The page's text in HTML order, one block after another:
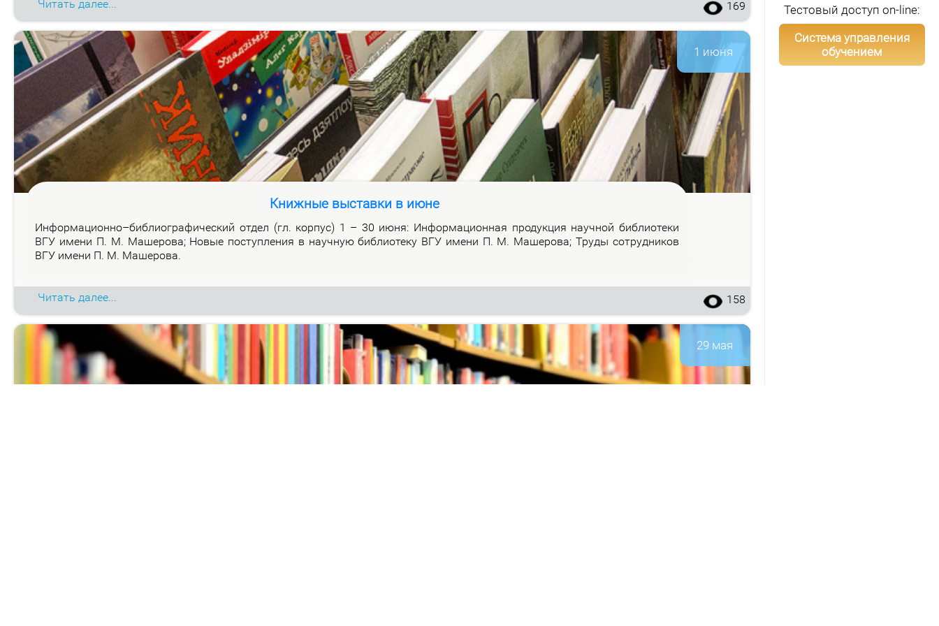
Читать далее... 169
1 июня
Книжные выставки в июне
Ин­фор­ма­ци­он­но–биб­лио­гра­фи­че­ский от­дел (гл. кор­пус) 1 – 30 июня: Ин­фор­ма­ци­он­ная про­дук­ция на­уч­ной биб­лио­те­ки
ВГУ име­ни П. М. Ма­ше­ро­ва; Но­вые по­ступ­ле­ния в на­уч­ную биб­лио­те­ку ВГУ име­ни П. М. Ма­ше­ро­ва; Тру­ды со­труд­ни­ков
ВГУ име­ни П. М. Ма­ше­ро­ва.
Читать далее... 158
29 мая
Тестовый доступ on-line:
Система управления
обучением